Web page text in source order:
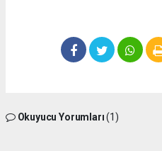
Okuyucu Yorumları(1)